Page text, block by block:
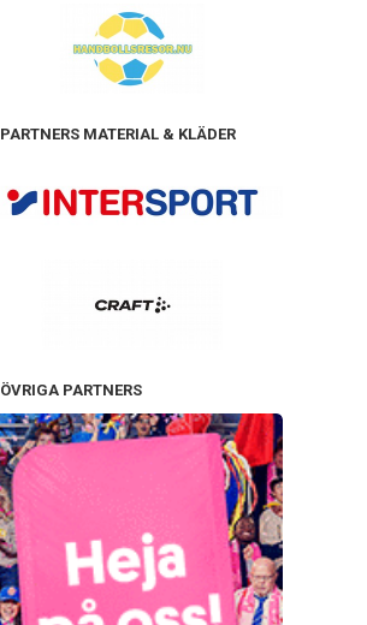
PARTNERS MATERIAL & KLÄDER
ÖVRIGA PARTNERS